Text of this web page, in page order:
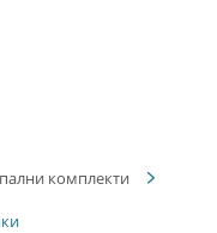
комплекти